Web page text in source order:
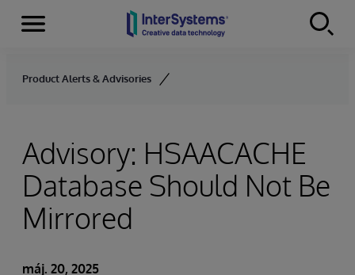
Skip to content
Menu
Product Alerts & Advisories
Advisory: HSAACACHE
Database Should Not Be
Mirrored
máj. 20, 2025